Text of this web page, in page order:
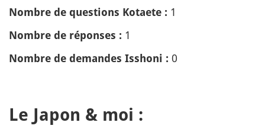
Nombre de questions Kotaete : 1
Nombre de réponses : 1
Nombre de demandes Isshoni : 0
Le Japon & moi :